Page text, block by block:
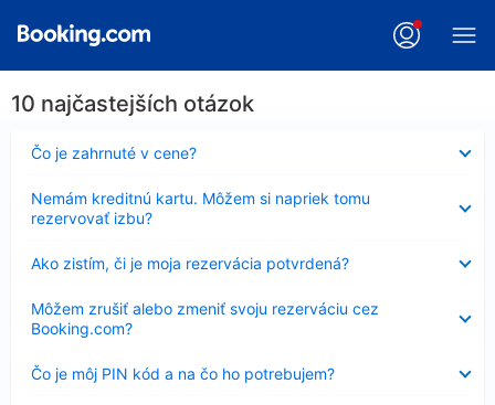
10 najčastejších otázok
Čo je zahrnuté v cene?
Nezobrazuje
sa
Nemám kreditnú kartu. Môžem si napriek tomu
rezervovať izbu?
sa
Ako zistím, či je moja rezervácia potvrdená?
sa
Môžem zrušiť alebo zmeniť svoju rezerváciu cez
Booking.com?
sa
Čo je môj PIN kód a na čo ho potrebujem?
Nezobrazuje
sa